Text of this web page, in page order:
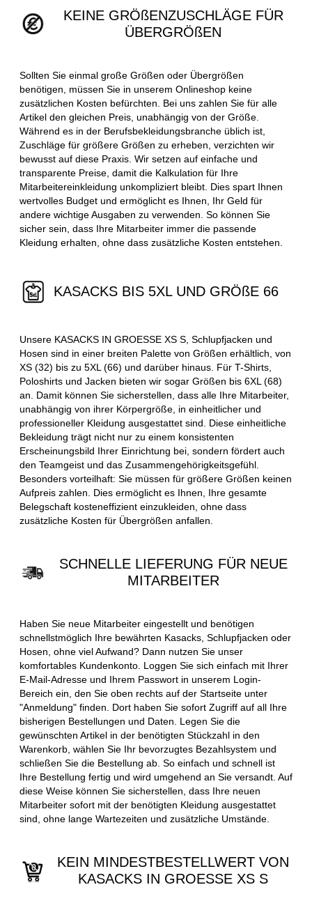
KEINE GRÖßENZUSCHLÄGE FÜR
ÜBERGRÖßEN
Sollten Sie einmal große Größen oder Übergrößen
benötigen, müssen Sie in unserem Onlineshop keine
zusätzlichen Kosten befürchten. Bei uns zahlen Sie für alle
Artikel den gleichen Preis, unabhängig von der Größe.
Während es in der Berufsbekleidungsbranche üblich ist,
Zuschläge für größere Größen zu erheben, verzichten wir
bewusst auf diese Praxis. Wir setzen auf einfache und
transparente Preise, damit die Kalkulation für Ihre
Mitarbeitereinkleidung unkompliziert bleibt. Dies spart Ihnen
wertvolles Budget und ermöglicht es Ihnen, Ihr Geld für
andere wichtige Ausgaben zu verwenden. So können Sie
sicher sein, dass Ihre Mitarbeiter immer die passende
Kleidung erhalten, ohne dass zusätzliche Kosten entstehen.
KASACKS BIS 5XL UND GRÖßE 66
Unsere KASACKS IN GROESSE XS S, Schlupfjacken und
Hosen sind in einer breiten Palette von Größen erhältlich, von
XS (32) bis zu 5XL (66) und darüber hinaus. Für T-Shirts,
Poloshirts und Jacken bieten wir sogar Größen bis 6XL (68)
an. Damit können Sie sicherstellen, dass alle Ihre Mitarbeiter,
unabhängig von ihrer Körpergröße, in einheitlicher und
professioneller Kleidung ausgestattet sind. Diese einheitliche
Bekleidung trägt nicht nur zu einem konsistenten
Erscheinungsbild Ihrer Einrichtung bei, sondern fördert auch
den Teamgeist und das Zusammengehörigkeitsgefühl.
Besonders vorteilhaft: Sie müssen für größere Größen keinen
Aufpreis zahlen. Dies ermöglicht es Ihnen, Ihre gesamte
Belegschaft kosteneffizient einzukleiden, ohne dass
zusätzliche Kosten für Übergrößen anfallen.
SCHNELLE LIEFERUNG FÜR NEUE
MITARBEITER
Haben Sie neue Mitarbeiter eingestellt und benötigen
schnellstmöglich Ihre bewährten Kasacks, Schlupfjacken oder
Hosen, ohne viel Aufwand? Dann nutzen Sie unser
komfortables Kundenkonto. Loggen Sie sich einfach mit Ihrer
E-Mail-Adresse und Ihrem Passwort in unserem Login-
Bereich ein, den Sie oben rechts auf der Startseite unter
"Anmeldung" finden. Dort haben Sie sofort Zugriff auf all Ihre
bisherigen Bestellungen und Daten. Legen Sie die
gewünschten Artikel in der benötigten Stückzahl in den
Warenkorb, wählen Sie Ihr bevorzugtes Bezahlsystem und
schließen Sie die Bestellung ab. So einfach und schnell ist
Ihre Bestellung fertig und wird umgehend an Sie versandt. Auf
diese Weise können Sie sicherstellen, dass Ihre neuen
Mitarbeiter sofort mit der benötigten Kleidung ausgestattet
sind, ohne lange Wartezeiten und zusätzliche Umstände.
KEIN MINDESTBESTELLWERT VON
KASACKS IN GROESSE XS S